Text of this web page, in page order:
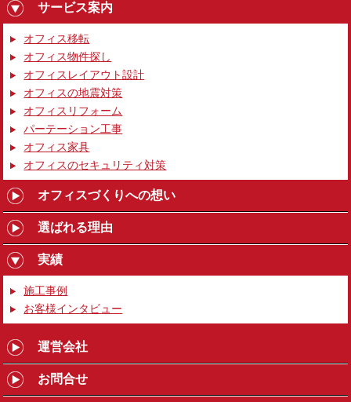
サービス案内
オフィス移転
オフィス物件探し
オフィスレイアウト設計
オフィスの地震対策
オフィスリフォーム
パーテーション工事
オフィス家具
オフィスのセキュリティ対策
オフィスづくりへの想い
選ばれる理由
実績
施工事例
お客様インタビュー
運営会社
お問合せ